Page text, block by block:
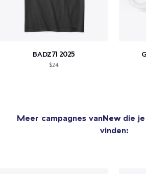
BADZ71 2025
$24
Meer campagnes vanNewdie je
vinden: